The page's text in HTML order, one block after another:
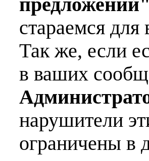
стараемся
Так же, если
в ваших
нарушители
ограничены в